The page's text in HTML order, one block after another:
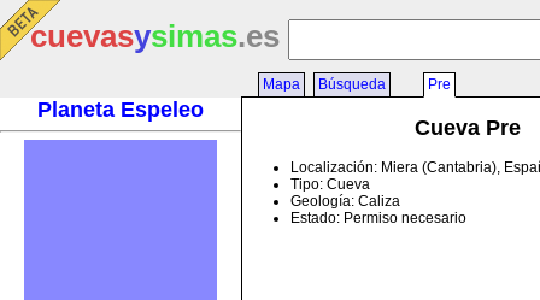
cuevasysimas.es
Planeta Espeleo
Mapa Búsqueda Pre
Cueva Pre
Localización: Miera (Cantabria),
Tipo: Cueva
Geología: Caliza
Estado: Permiso necesario